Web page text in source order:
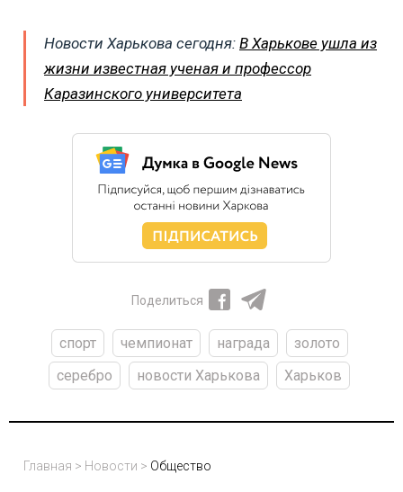
Новости Харькова сегодня: В Харькове ушла из
жизни известная ученая и профессор
Каразинского университета
Поделиться
спорт чемпионат награда
золото
серебро
новости Харькова Харьков
Главная > Новости > Общество